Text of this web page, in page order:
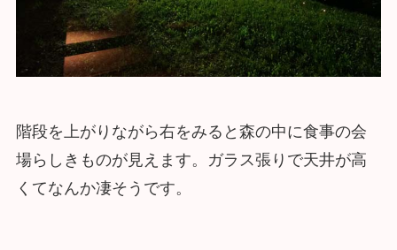
階段を上がりながら右をみると森の中に食事の会
場らしきものが見えます。ガラス張りで天井が高
くてなんか凄そうです。